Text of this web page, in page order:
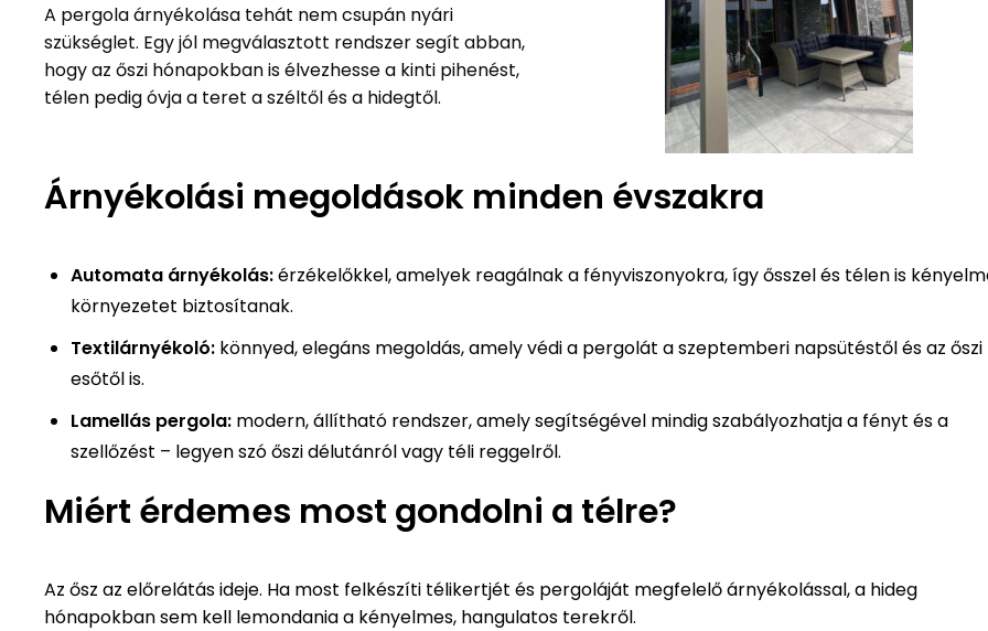
A pergola árnyékolása tehát nem csupán nyári
szükséglet. Egy jól megválasztott rendszer segít abban,
hogy az őszi hónapokban is élvezhesse a kinti pihenést,
télen pedig óvja a teret a széltől és a hidegtől.
Árnyékolási megoldások minden évszakra
Automata árnyékolás:érzékelőkkel, amelyek reagálnak a fényviszonyokra, így ősszel és télen is
környezetet biztosítanak.
Textilárnyékoló: könnyed, elegáns megoldás, amely védi a pergolát a szeptemberi napsütéstől és az őszi
esőtől is.
Lamellás pergola: modern, állítható rendszer, amely segítségével mindig szabályozhatja a fényt és a
szellőzést – legyen szó őszi délutánról vagy téli reggelről.
Miért érdemes most gondolni a télre?
Az ősz az előrelátás ideje. Ha most felkészíti télikertjét és pergoláját megfelelő árnyékolással, a hideg
hónapokban sem kell lemondania a kényelmes, hangulatos terekről.